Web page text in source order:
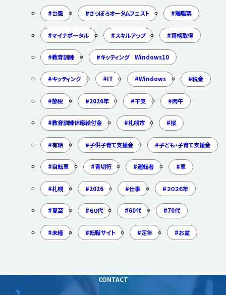
台風 さっぽろオータムフェスト 離職票
マイナポータル スキルアップ 資格取得
教育訓練 キッティング Windows10
キッティング IT Windows 税金
節税 2026年 干支 丙午
教育訓練休暇給付金 札幌市 桜
有給 子供子育て支援金 子ども・子育て支援金
自転車 青切符 運転者 車
札幌 2026 仕事 ２０２６年
夏至 ６０代 60代 70代
未経 転職サイト 定年 お盆
CONTACT